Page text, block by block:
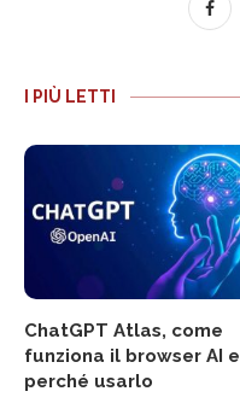
I PIÙ LETTI
ChatGPT Atlas, come
funziona il browser AI e
perché usarlo